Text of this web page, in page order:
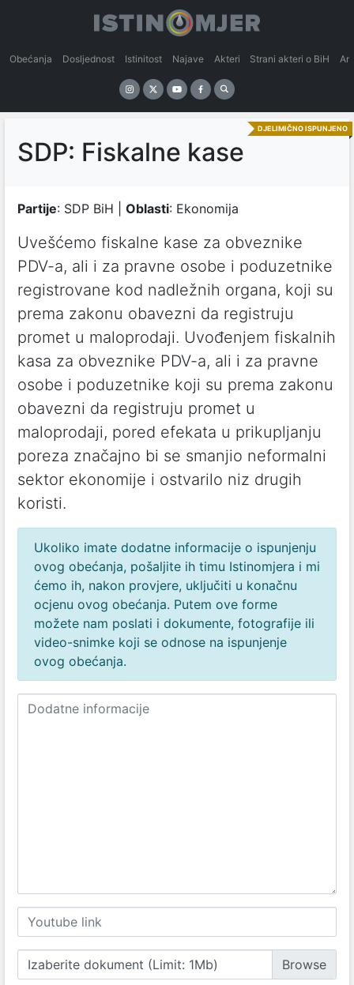
Obećanja Dosljednost Istinitost Najave Akteri Strani akteri o BiH
DJELIMIČNO ISPUNJENO
SDP: Fiskalne kase
Partije: SDP BiH | Oblasti: Ekonomija
Uvešćemo fiskalne kase za obveznike
PDV-a, ali i za pravne osobe i poduzetnike
registrovane kod nadležnih organa, koji su
prema zakonu obavezni da registruju
promet u maloprodaji. Uvođenjem fiskalnih
kasa za obveznike PDV-a, ali i za pravne
osobe i poduzetnike koji su prema zakonu
obavezni da registruju promet u
maloprodaji, pored efekata u prikupljanju
poreza značajno bi se smanjio neformalni
sektor ekonomije i ostvarilo niz drugih
koristi.
Ukoliko imate dodatne informacije o ispunjenju
ovog obećanja, pošaljite ih timu Istinomjera i mi
ćemo ih, nakon provjere, uključiti u konačnu
ocjenu ovog obećanja. Putem ove forme
možete nam poslati i dokumente, fotografije ili
video-snimke koji se odnose na ispunjenje
ovog obećanja.
Izaberite dokument (Limit: 1Mb)